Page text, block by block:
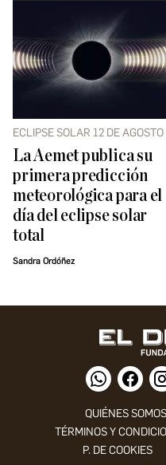
ECLIPSE SOLAR 12 DE AGOSTO
La Aemet publica su
primera predicción
meteorológica para el
día del eclipse solar
total
Sandra Ordóñez
QUIÉNES SOMOS
TÉRMINOS Y
P. DE COOKIES